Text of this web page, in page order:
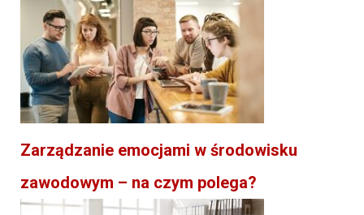
Zarządzanie emocjami w środowisku
zawodowym – na czym polega?